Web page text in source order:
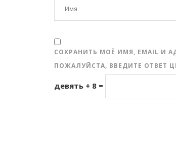
СОХРАНИТЬ МОЁ ИМЯ, EMAIL И
ПОЖАЛУЙСТА, ВВЕДИТЕ ОТВЕТ
девять + 8 =